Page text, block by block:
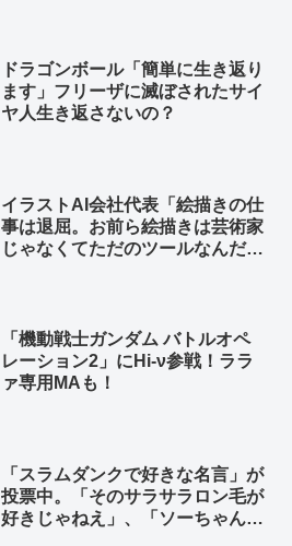
ドラゴンボール「簡単に生き返り
ます」フリーザに滅ぼされたサイ
ヤ人生き返さないの？
イラストAI会社代表「絵描きの仕
事は退屈。お前ら絵描きは芸術家
じゃなくてただのツールなんだ
「機動戦士ガンダム バトルオペ
レーション2」にHi-ν参戦！ララ
ァ専用MAも！
「スラムダンクで好きな名言」が
投票中。「そのサラサラロン毛が
好きじゃねえ」、「ソーちゃんの